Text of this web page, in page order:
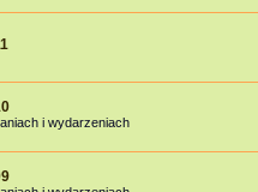
i wydarzeniach